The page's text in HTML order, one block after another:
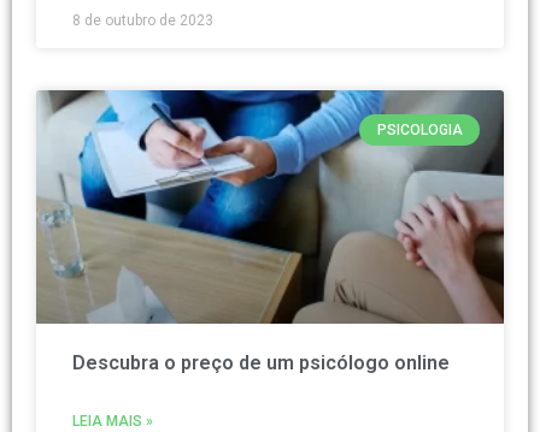
8 de outubro de 2023
PSICOLOGIA
Descubra o preço de um psicólogo online
LEIA MAIS »